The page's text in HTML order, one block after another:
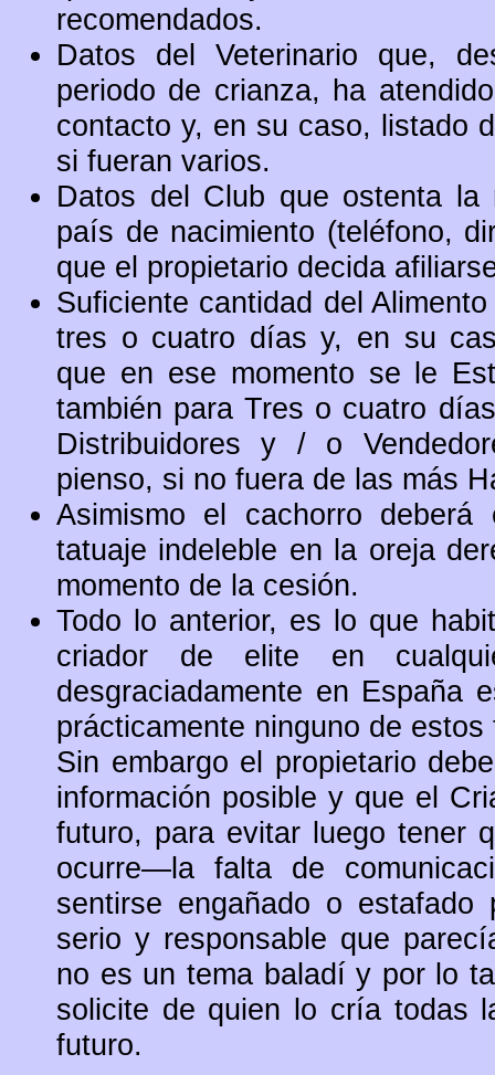
recomendados.
Datos del Veterinario que,
periodo de crianza, ha
contacto y, en su caso, listado
si fueran varios.
Datos del Club que ostenta
país de nacimiento (teléfono,
que el propietario decida
Suficiente cantidad del
tres o cuatro días y, en su
que en ese momento se le
también para Tres o cuatro
Distribuidores y / o
pienso, si no fuera de las más
Asimismo el cachorro deberá
tatuaje indeleble en la oreja
momento de la cesión.
Todo lo anterior, es lo que
criador de elite en
desgraciadamente en España
prácticamente ninguno de
Sin embargo el propietario
información posible y que el
futuro, para evitar luego tener
ocurre—la falta de
sentirse engañado o
serio y responsable que
no es un tema baladí y por lo
solicite de quien lo cría todas
futuro.